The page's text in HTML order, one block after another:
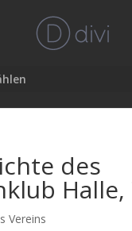
des
Halle,
Vereins